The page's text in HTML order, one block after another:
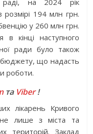
раді, на 2024 рік
194 млн грн.
у 260 млн грн.
в кінці наступного
ради було також
що надасть
роботи.
та Viber!
лікарень Кривого
не лише з міста та
територій. Заклад